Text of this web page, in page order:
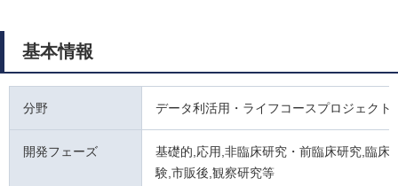
基本情報
分野 データ利活用・ライフコースプロジェクト
開発フェーズ
基礎的,応用,非臨床研究・前臨床研究,臨床
験,市販後,観察研究等